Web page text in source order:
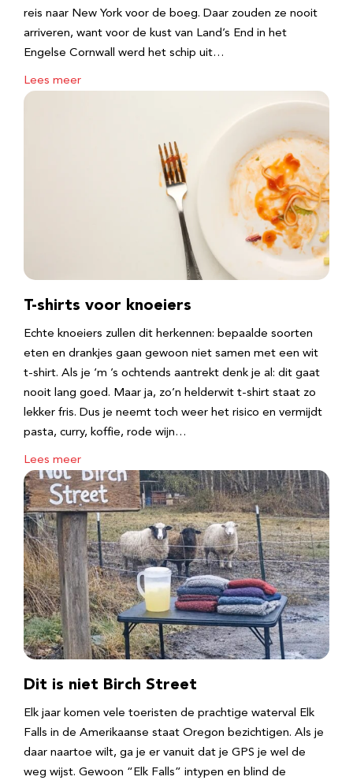
reis naar New York voor de boeg. Daar zouden ze nooit
arriveren, want voor de kust van Land’s End in het
Engelse Cornwall werd het schip uit…
Lees meer
T-shirts voor knoeiers
Echte knoeiers zullen dit herkennen: bepaalde soorten
eten en drankjes gaan gewoon niet samen met een wit
t-shirt. Als je ‘m ’s ochtends aantrekt denk je al: dit gaat
nooit lang goed. Maar ja, zo’n helderwit t-shirt staat zo
lekker fris. Dus je neemt toch weer het risico en vermijdt
pasta, curry, koffie, rode wijn…
Lees meer
Dit is niet Birch Street
Elk jaar komen vele toeristen de prachtige waterval Elk
Falls in de Amerikaanse staat Oregon bezichtigen. Als je
daar naartoe wilt, ga je er vanuit dat je GPS je wel de
weg wijst. Gewoon “Elk Falls” intypen en blind de